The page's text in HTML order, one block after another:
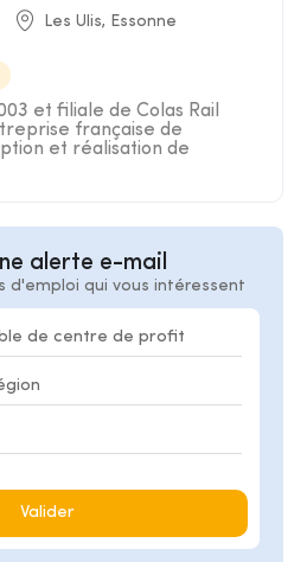
Les Ulis, Essonne
et filiale de Colas Rail
française de
et réalisation de
alerte e-mail
d'emploi qui vous intéressent
Valider